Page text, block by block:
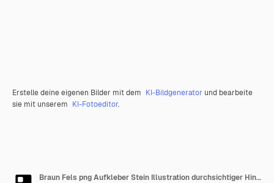
Erstelle deine eigenen Bilder mit dem KI-Bildgenerator und bearbeite
sie mit unserem KI-Fotoeditor.
Braun Fels png Aufkleber Stein Illustration durchsichtiger Hintergrund